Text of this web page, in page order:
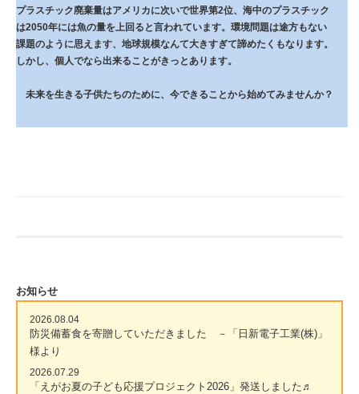
プラスチック廃棄量はアメリカに次いで世界第2位、海中のプラスチック
は2050年には魚の量を上回ると言われています。環境問題は途方もない
課題のように思えます、地球規模なんて大きすぎて諦めたくもなります。
しかし、個人でなら出来ることがきっとあります。
未来を生きる子供たちのために、今できることから始めてみませんか？
お知らせ
2026.08.04
防災備蓄食を寄贈していただきました －「日新電子工業(株)」
様より
2026.07.29
「えがお夏の子ども応援プロジェクト2026」発送しました♬